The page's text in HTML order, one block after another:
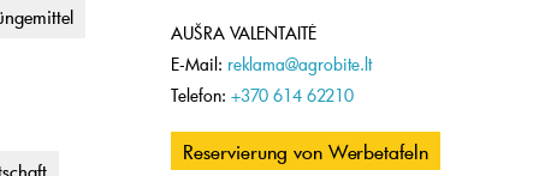
AUŠRA VALENTAITĖ
E-Mail: reklama@agrobite.lt
Telefon: +370 614 62210
Reservierung von Werbetafeln